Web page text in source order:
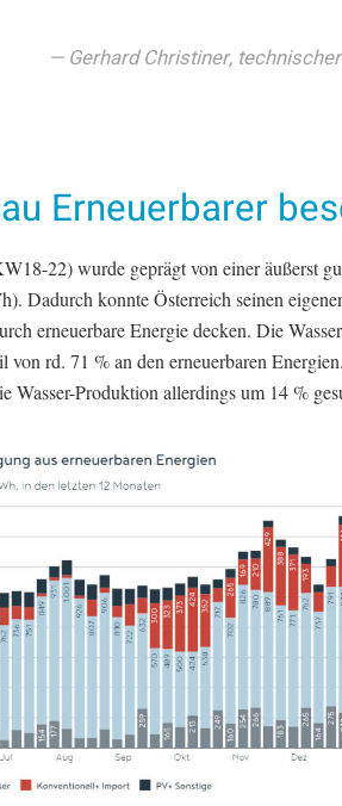
Gerhard Christiner,
Erneuerbarer
22) wurde geprägt von einer äußerst
Dadurch konnte Österreich seinen
erneuerbare Energie decken. Die
von rd. 71 % an den erneuerbaren
Wasser-Produktion allerdings um 14 %